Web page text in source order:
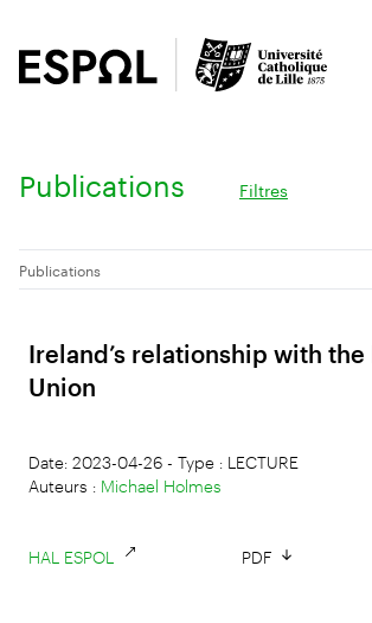
Publications Filtres
Publications
Ireland’s relationship with the
Union
Date: 2023-04-26 - Type : LECTURE
Auteurs : Michael Holmes
HAL ESPOL PDF